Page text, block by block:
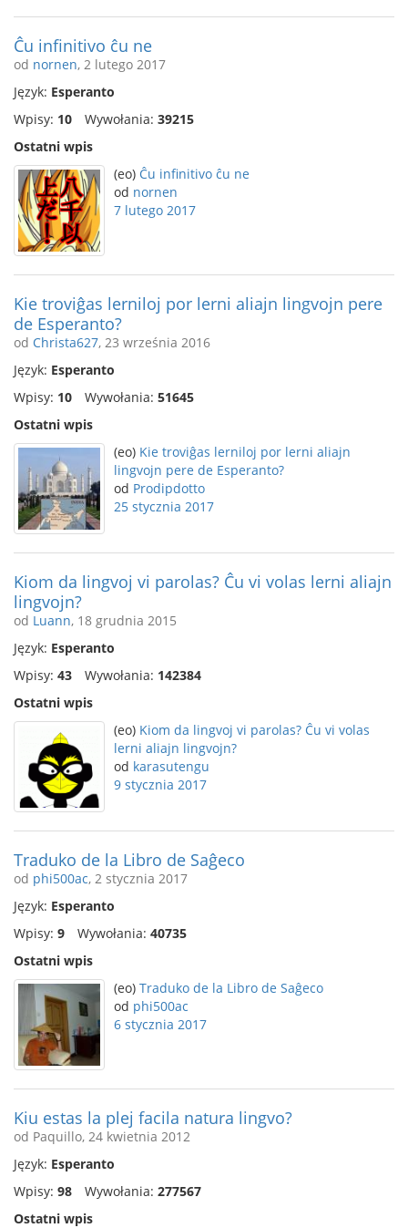
Ĉu infinitivo ĉu ne
od nornen, 2 lutego 2017
Język: Esperanto
Wpisy: 10 Wywołania: 39215
Ostatni wpis
(eo) Ĉu infinitivo ĉu ne
od nornen
7 lutego 2017
Kie troviĝas lerniloj por lerni aliajn lingvojn pere
de Esperanto?
od Christa627, 23 września 2016
Język: Esperanto
Wpisy: 10 Wywołania: 51645
Ostatni wpis
(eo) Kie troviĝas lerniloj por lerni aliajn
lingvojn pere de Esperanto?
od Prodipdotto
25 stycznia 2017
Kiom da lingvoj vi parolas? Ĉu vi volas lerni aliajn
lingvojn?
od Luann, 18 grudnia 2015
Język: Esperanto
Wpisy: 43 Wywołania: 142384
Ostatni wpis
(eo) Kiom da lingvoj vi parolas? Ĉu vi volas
lerni aliajn lingvojn?
od karasutengu
9 stycznia 2017
Traduko de la Libro de Saĝeco
od phi500ac, 2 stycznia 2017
Język: Esperanto
Wpisy: 9 Wywołania: 40735
Ostatni wpis
(eo) Traduko de la Libro de Saĝeco
od phi500ac
6 stycznia 2017
Kiu estas la plej facila natura lingvo?
od Paquillo, 24 kwietnia 2012
Język: Esperanto
Wpisy: 98 Wywołania: 277567
Ostatni wpis